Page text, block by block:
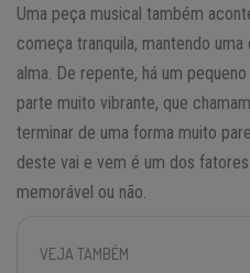
Uma peça musical também
começa tranquila, mantendo uma
alma. De repente, há um
parte muito vibrante, que
terminar de uma forma muito
deste vai e vem é um dos
memorável ou não.
VEJA TAMBÉM